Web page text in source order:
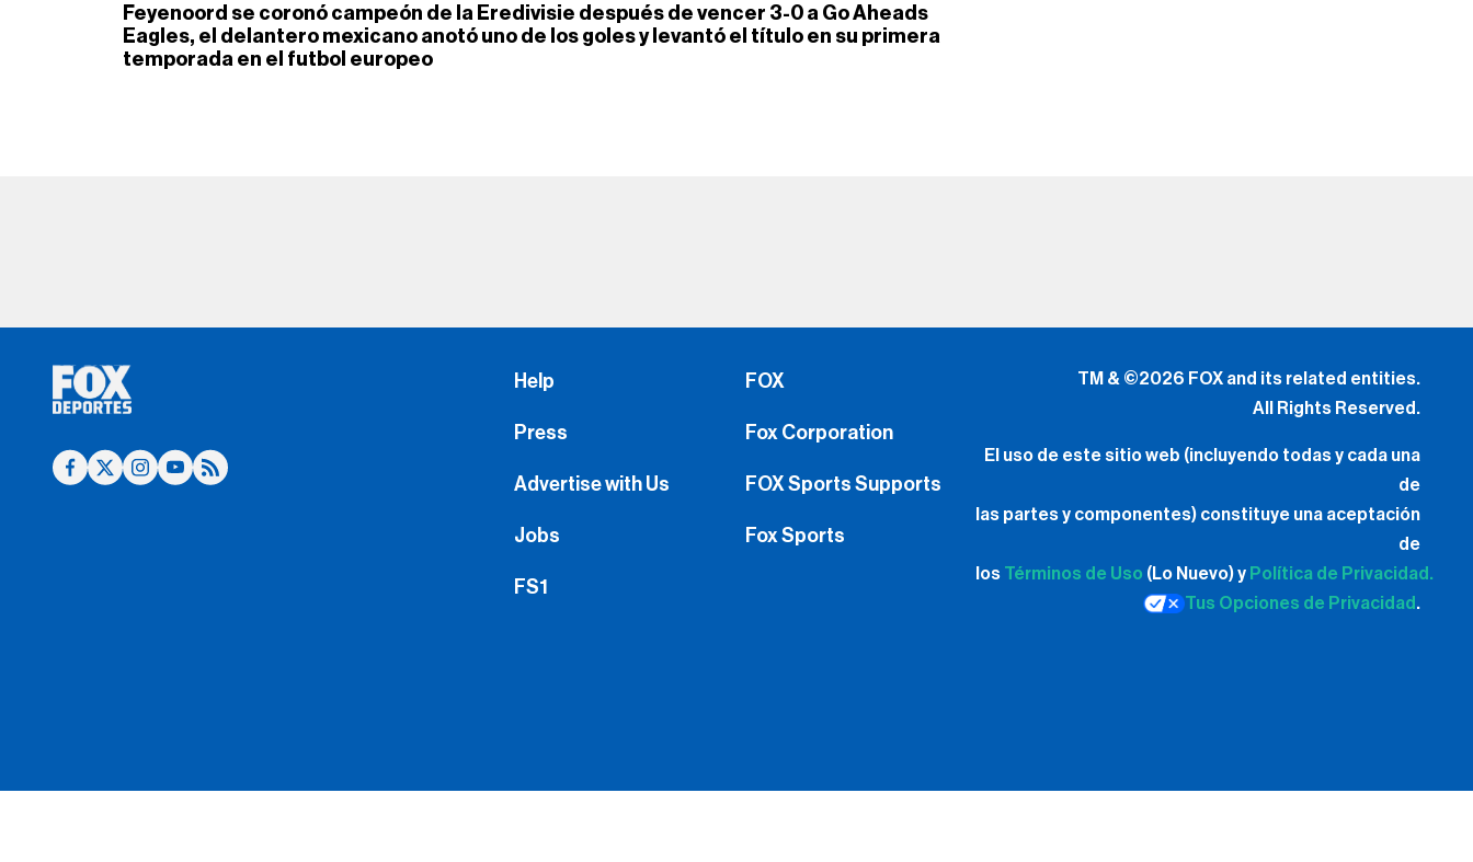
Feyenoord se coronó campeón de la Eredivisie después de vencer 3-0 a Go Aheads
Eagles, el delantero mexicano anotó uno de los goles y levantó el título en su primera
temporada en el futbol europeo
Help
Press
Advertise with Us
Jobs
FS1
FOX
Fox Corporation
FOX Sports Supports
Fox Sports
TM & ©2026 FOX and its related entities.
All Rights Reserved.
El uso de este sitio web (incluyendo todas y cada una
de
las partes y componentes) constituye una aceptación
de
los Términos de Uso (Lo Nuevo) y Política de Privacidad.
Tus Opciones de Privacidad .